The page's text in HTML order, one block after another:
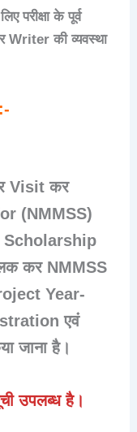
परीक्षा के पूर्व
Writer की व्यवस्था
Visit कर
(NMMSS)
Scholarship
कर NMMSS
Year-
एवं
जाना है।
उपलब्ध है।